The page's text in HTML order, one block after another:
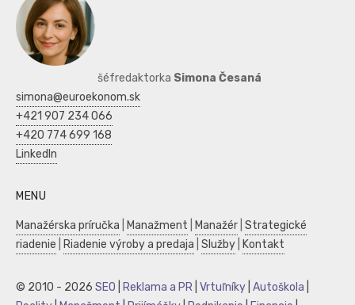
šéfredaktorka Simona Česaná
simona@euroekonom.sk
+421 907 234 066
+420 774 699 168
LinkedIn
MENU
Manažérska príručka Manažment Manažér Strategické
riadenie
Riadenie výroby a predaja Služby Kontakt
© 2010 - 2026 SEO Reklama a PR Vrtuľníky Autoškola